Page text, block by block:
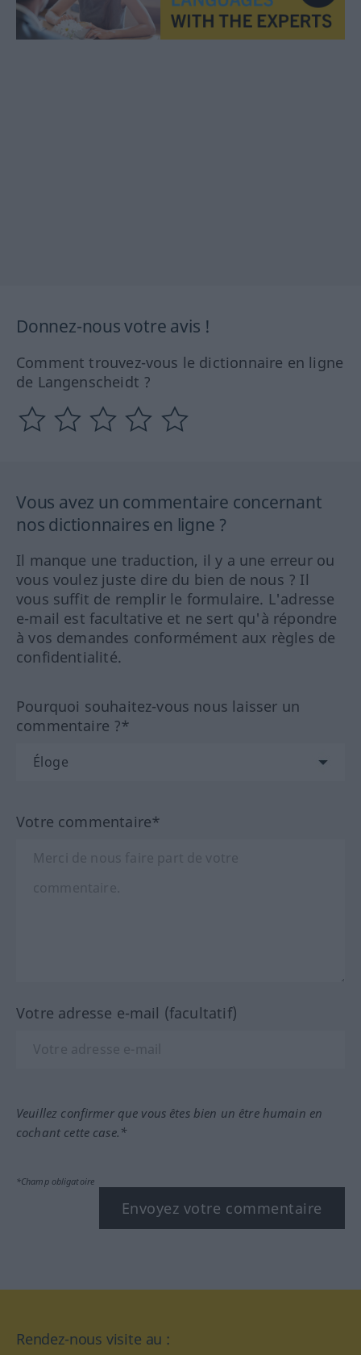
Donnez-nous votre avis !
Comment trouvez-vous le dictionnaire en ligne
de Langenscheidt ?
Vous avez un commentaire concernant
nos dictionnaires en ligne ?
Il manque une traduction, il y a une erreur ou
vous voulez juste dire du bien de nous ? Il
vous suffit de remplir le formulaire. L'adresse
e-mail est facultative et ne sert qu'à répondre
à vos demandes conformément aux règles de
confidentialité.
Pourquoi souhaitez-vous nous laisser un
commentaire ?*
Votre commentaire*
Votre adresse e-mail (facultatif)
Veuillez confirmer que vous êtes bien un être humain en
cochant cette case.*
*Champ obligatoire
Envoyez votre commentaire
Rendez-nous visite au :